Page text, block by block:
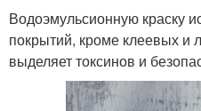
Водоэмульсионную краску
покрытий, кроме клеевых и
выделяет токсинов и